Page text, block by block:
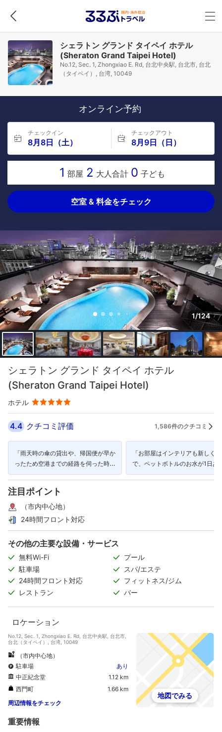
シェラトン グランド タイペイ ホテル
(Sheraton Grand Taipei Hotel)
No.12, Sec. 1, Zhongxiao E. Rd, 台北中央駅, 台北市, 台北
（タイペイ）, 台湾, 10049
オンライン予約
チェックイン
8月8日（土）
チェックアウト
8月9日（日）
1 部屋 2 大人合計 0 子ども
空室 & 料金をチェック
1/124
シェラトン グランド タイペイ ホテル
(Sheraton Grand Taipei Hotel)
ホテル
4.4 クチコミ評価 1,586件のクチコミ
「雨天時の傘の貸出や、帰国便が早か
ったため空港までの経路を伺った時な
どコンシェルジュさんの対応は素晴ら
「お部屋はインテリアも新しく
で、ペットボトルのお水が1日あ
４本置いてくれたので、ありが
注目ポイント
（市内中心地）
24時間フロント対応
その他の主要な設備・サービス
無料Wi-Fi
プール
駐車場
スパ/エステ
24時間フロント対応
フィットネス/ジム
レストラン
バー
ロケーション
No.12, Sec. 1, Zhongxiao E. Rd, 台北中央駅, 台北市,
台北（タイペイ）, 台湾, 10049
（市内中心地）
駐車場
あり
中正紀念堂
1.12 km
西門町
1.66 km
周辺情報をチェック
地図でみる
重要情報